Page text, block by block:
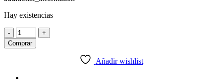
Hay existencias
-
Toalla
Cabana
Negra
+
Comprar
Añadir wishlist